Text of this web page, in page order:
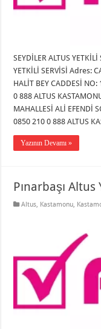
SEYDİLER ALTUS
YETKİLİ SERVİSİ Adres:
HALİT BEY CADDESİ
0 888 ALTUS
MAHALLESİ ALİ EFENDİ
0850 210 0 888 ALTUS
Yazının Devamı »
Pınarbaşı
Altus, Kastamonu,